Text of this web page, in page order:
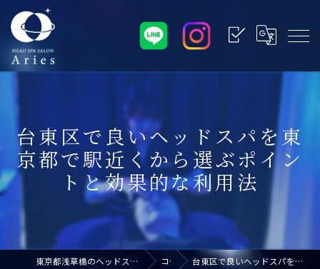
台東区で良いヘッドスパを東
京都で駅近くから選ぶポイン
トと効果的な利用法
東京都浅草橋のヘッドスパなら浅草橋ドライヘッドスパ専門店アリエス コラム 台東区で良いヘッドスパを東京都で駅近くから選ぶポイントと効果的な利用法